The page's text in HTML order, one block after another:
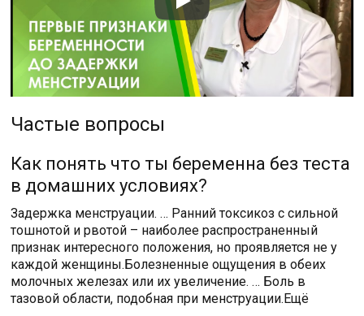
Частые вопросы
Как понять что ты беременна без теста
в домашних условиях?
Задержка менструации. … Ранний токсикоз с сильной
тошнотой и рвотой – наиболее распространенный
признак интересного положения, но проявляется не у
каждой женщины.Болезненные ощущения в обеих
молочных железах или их увеличение. … Боль в
тазовой области, подобная при менструации.Ещё